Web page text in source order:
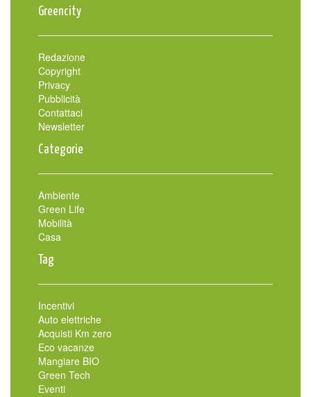
Greencity
Redazione
Copyright
Privacy
Pubblicità
Contattaci
Newsletter
Categorie
Ambiente
Green Life
Mobilità
Casa
Tag
Incentivi
Auto elettriche
Acquisti Km zero
Eco vacanze
Mangiare BIO
Green Tech
Eventi